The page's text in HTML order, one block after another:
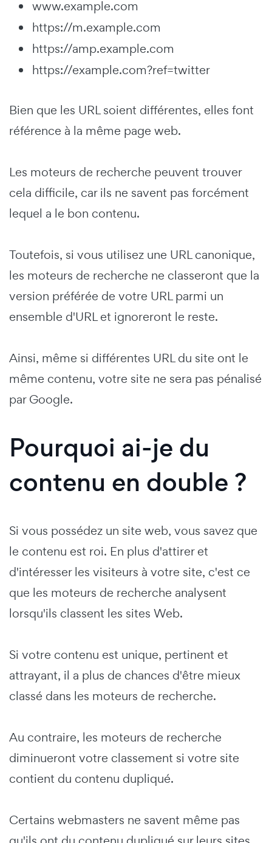
www.example.com
https://m.example.com
https://amp.example.com
https://example.com?ref=twitter
Bien que les URL soient différentes, elles font
référence à la même page web.
Les moteurs de recherche peuvent trouver
cela difficile, car ils ne savent pas forcément
lequel a le bon contenu.
Toutefois, si vous utilisez une URL canonique,
les moteurs de recherche ne classeront que la
version préférée de votre URL parmi un
ensemble d'URL et ignoreront le reste.
Ainsi, même si différentes URL du site ont le
même contenu, votre site ne sera pas pénalisé
par Google.
Pourquoi ai-je du
contenu en double ?
Si vous possédez un site web, vous savez que
le contenu est roi. En plus d'attirer et
d'intéresser les visiteurs à votre site, c'est ce
que les moteurs de recherche analysent
lorsqu'ils classent les sites Web.
Si votre contenu est unique, pertinent et
attrayant, il a plus de chances d'être mieux
classé dans les moteurs de recherche.
Au contraire, les moteurs de recherche
diminueront votre classement si votre site
contient du contenu dupliqué.
Certains webmasters ne savent même pas